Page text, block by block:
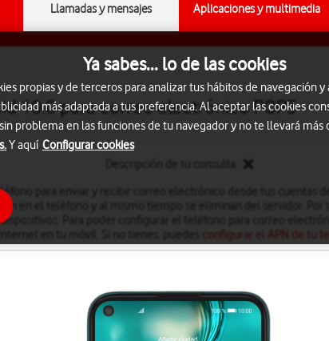
Llamadas y mensajes Aplicaciones y multimedia
10.0 para correo electrónico POP3
para enviar y recibir correo electrónico desde tus cuentas
en el teléfono y al mismo tiempo se eliminan del servidor. Por
Para poder configurar el teléfono para correo
configurar el APN de tu
Ya sabes... lo de las cookies
propias y de terceros para analizar tus hábitos de navegación
más adaptada a tus preferencia. Al aceptar las cookies
problema en las funciones de tu navegador y no te llevará más
Y aquí Configurar cookies